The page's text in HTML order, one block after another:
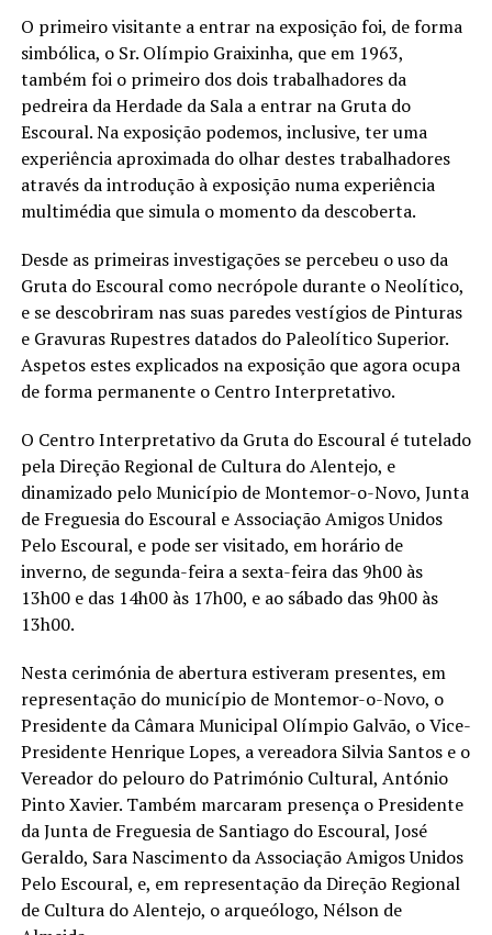
O primeiro visitante a entrar na exposição foi, de forma
simbólica, o Sr. Olímpio Graixinha, que em 1963,
também foi o primeiro dos dois trabalhadores da
pedreira da Herdade da Sala a entrar na Gruta do
Escoural. Na exposição podemos, inclusive, ter uma
experiência aproximada do olhar destes trabalhadores
através da introdução à exposição numa experiência
multimédia que simula o momento da descoberta.
Desde as primeiras investigações se percebeu o uso da
Gruta do Escoural como necrópole durante o Neolítico,
e se descobriram nas suas paredes vestígios de Pinturas
e Gravuras Rupestres datados do Paleolítico Superior.
Aspetos estes explicados na exposição que agora ocupa
de forma permanente o Centro Interpretativo.
O Centro Interpretativo da Gruta do Escoural é tutelado
pela Direção Regional de Cultura do Alentejo, e
dinamizado pelo Município de Montemor-o-Novo, Junta
de Freguesia do Escoural e Associação Amigos Unidos
Pelo Escoural, e pode ser visitado, em horário de
inverno, de segunda-feira a sexta-feira das 9h00 às
13h00 e das 14h00 às 17h00, e ao sábado das 9h00 às
13h00.
Nesta cerimónia de abertura estiveram presentes, em
representação do município de Montemor-o-Novo, o
Presidente da Câmara Municipal Olímpio Galvão, o Vice-
Presidente Henrique Lopes, a vereadora Silvia Santos e o
Vereador do pelouro do Património Cultural, António
Pinto Xavier. Também marcaram presença o Presidente
da Junta de Freguesia de Santiago do Escoural, José
Geraldo, Sara Nascimento da Associação Amigos Unidos
Pelo Escoural, e, em representação da Direção Regional
de Cultura do Alentejo, o arqueólogo, Nélson de